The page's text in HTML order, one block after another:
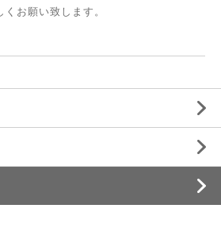
くお願い致します。